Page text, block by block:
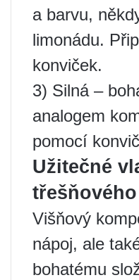
a barvu,
limonádu.
konviček.
3) Silná –
analogem
pomocí
Užitečné
Višňový
nápoj, ale
bohatému